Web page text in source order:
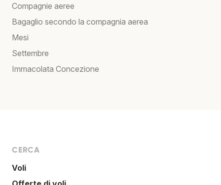
Compagnie aeree
Bagaglio secondo la compagnia aerea
Mesi
Settembre
Immacolata Concezione
CERCA
Voli